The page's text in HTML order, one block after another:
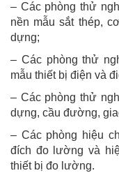
– Các phòng thử
nền mẫu sắt thép,
dựng;
– Các phòng thử
mẫu thiết bị điện và
– Các phòng thử
dựng, cầu đường,
– Các phòng hiệu
đích đo lường và
thiết bị đo lường.